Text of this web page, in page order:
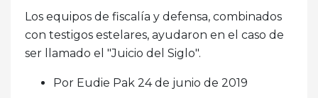
Los equipos de fiscalía y defensa, combinados
con testigos estelares, ayudaron en el caso de
ser llamado el "Juicio del Siglo".
Por Eudie Pak 24 de junio de 2019